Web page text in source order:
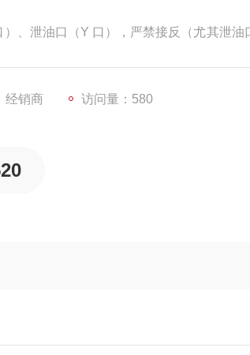
、泄油口（Y 口），严禁接反（尤其泄油
经销商 访问量：580